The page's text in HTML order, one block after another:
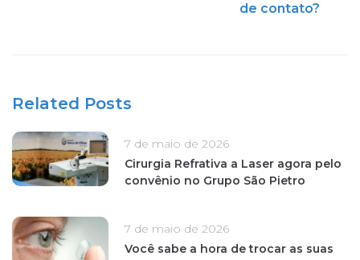
de contato?
Related Posts
7 de maio de 2026
Cirurgia Refrativa a Laser agora pelo
convênio no Grupo São Pietro
7 de maio de 2026
Você sabe a hora de trocar as suas